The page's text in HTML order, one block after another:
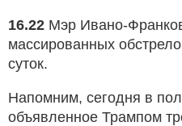
16.22 Мэр Ивано-
массированных
суток.
Напомним, сегодня в
объявленное Трампом